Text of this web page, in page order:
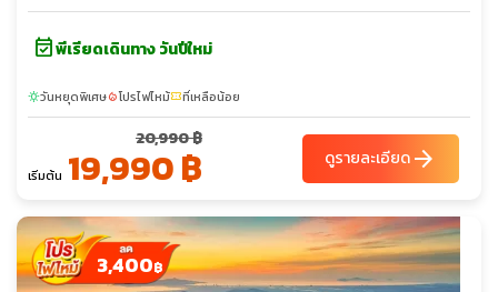
event_availableพีเรียดเดินทาง วันปีใหม่
sunnyวันหยุดพิเศษlocal_fire_departmentโปรไฟไหม้confirmation_numberที่เหลือน้อย
เริ่มต้น
20,990 ฿
19,990 ฿ ดูรายละเอียดarrow_forward
3,400฿